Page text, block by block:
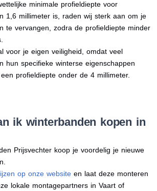
minimale profieldiepte voor
1,6 millimeter is, raden wij sterk aan om je
te vervangen, zodra de profieldiepte minder
voor je eigen veiligheid, omdat veel
hun specifieke winterse eigenschappen
profieldiepte onder de 4 millimeter.
ik winterbanden kopen in
Prijsvechter koop je voordelig je nieuwe
op onze websiteen laat deze monteren
lokale montagepartners in Vaart of